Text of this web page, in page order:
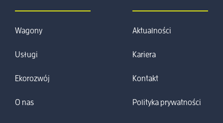
Wagony
Usługi
Ekorozwój
O nas
Aktualności
Kariera
Kontakt
Polityka prywatności